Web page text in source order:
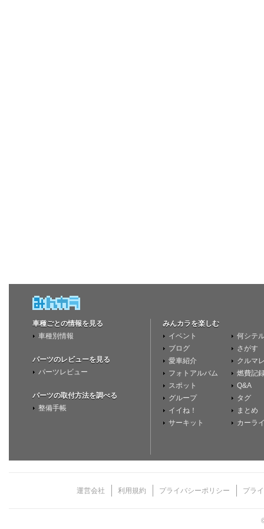
車種ごとの情報を見る
車種別情報
パーツのレビューを見る
パーツレビュー
パーツの取付方法を調べる
整備手帳
みんカラを楽しむ
イベント
ブログ
愛車紹介
フォトアルバム
スポット
グループ
イイね！
サーキット
何シテ
さがす
クルマ
燃費記
Q&A
タグ
まとめ
カーラ
運営会社 利用規約 プライバシーポリシー プラ